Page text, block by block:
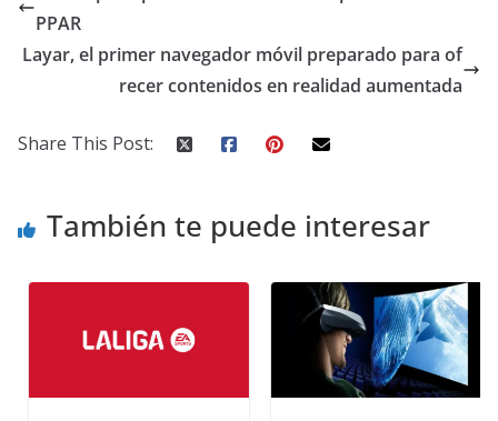
PPAR
Layar, el primer navegador móvil preparado para of
recer contenidos en realidad aumentada
Share This Post:
También te puede interesar